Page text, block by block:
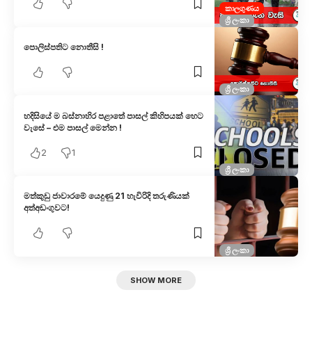
කාලගුණය
ශ්‍රී ලංකා
ශ්‍රී ලංකා
පොලිස්පතිට නොතීසි !
ශ්‍රී ලංකා
හදිසියේ ම බස්නාහිර පළාතේ පාසල් කිහිපයක් හෙට
වැසේ – එම පාසල් මෙන්න !
2 1
ශ්‍රී ලංකා
මත්කුඩු ජාවාරමේ යෙදුණු 21 හැවිරිදි තරුණියක්
අත්අඩංගුවට!
SHOW MORE